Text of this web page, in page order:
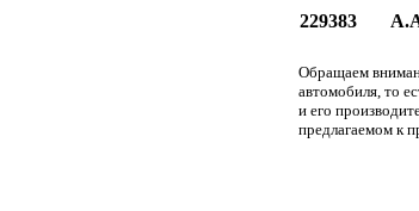
229383
Обращаем
автомобиля, то
и его
предлагаемом к